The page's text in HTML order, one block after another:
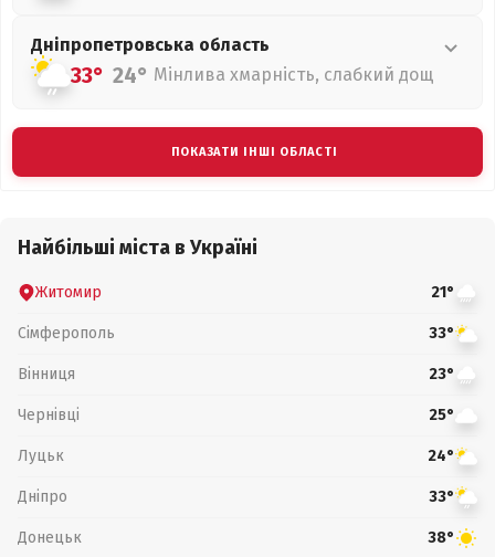
Дніпропетровська область
33° 24° Мінлива хмарність, слабкий дощ
ПОКАЗАТИ ІНШІ ОБЛАСТІ
Найбільші міста в Україні
Житомир 21°
Сімферополь 33°
Вінниця 23°
Чернівці 25°
Луцьк 24°
Дніпро 33°
Донецьк 38°